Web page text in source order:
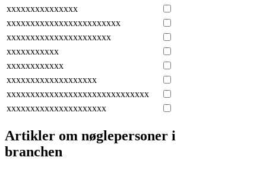
xxxxxxxxxxxxxxx
xxxxxxxxxxxxxxxxxxxxxxxx
xxxxxxxxxxxxxxxxxxxxxx
xxxxxxxxxxx
xxxxxxxxxxxx
xxxxxxxxxxxxxxxxxxx
xxxxxxxxxxxxxxxxxxxxxxxxxxxxxx
xxxxxxxxxxxxxxxxxxxxx
Artikler om nøglepersoner i
branchen